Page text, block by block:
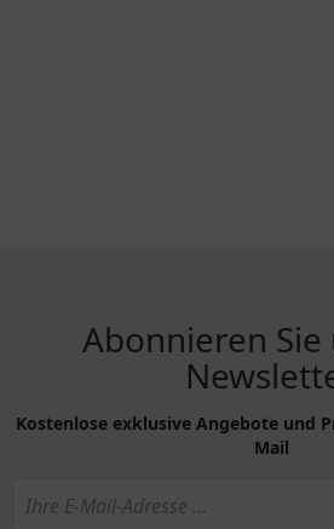
Abonnieren Sie
Kostenlose exklusive Angebote und
Mail